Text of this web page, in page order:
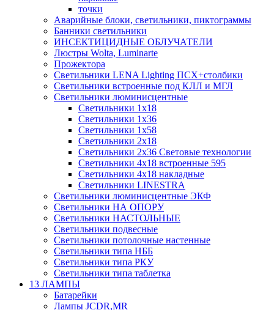
точки
Аварийные блоки, светильники, пиктограммы
Банники светильники
ИНСЕКТИЦИДНЫЕ ОБЛУЧАТЕЛИ
Люстры Wolta, Luminarte
Прожектора
Светильники LENA Lighting ПСХ+столбики
Светильники встроенные под КЛЛ и МГЛ
Светильники люминисцентные
Светильники 1х18
Светильники 1х36
Светильники 1х58
Светильники 2х18
Светильники 2х36 Световые технологии
Светильники 4х18 встроенные 595
Светильники 4х18 накладные
Светильники LINESTRA
Светильники люминисцентные ЭКФ
Светильники НА ОПОРУ
Светильники НАСТОЛЬНЫЕ
Светильники подвесные
Светильники потолочные настенные
Светильники типа НББ
Светильники типа РКУ
Светильники типа таблетка
13 ЛАМПЫ
Батарейки
Лампы JCDR,MR